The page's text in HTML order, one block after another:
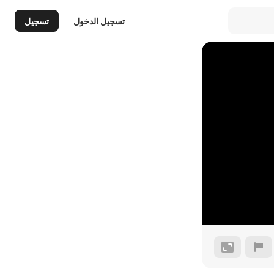
تسجيل الدخول تسجيل